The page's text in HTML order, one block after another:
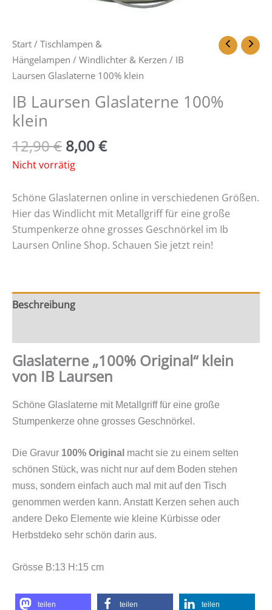
Start / Tischlampen &
Hängelampen / Windlichter & Kerzen / IB
Laursen Glaslaterne 100% klein
IB Laursen Glaslaterne 100%
klein
12,90€ 8,00€
Nicht vorrätig
Schöne Glaslaternen online in verschiedenen Größen.
Hier das Windlicht mit Metallgriff für eine große
Stumpenkerze ohne grosses Geschnörkel im Ib
Laursen Online Shop. Schauen Sie jetzt rein!
Beschreibung
Glaslaterne „100% Original“ klein
von IB Laursen
Schöne Glaslaterne mit Metallgriff für eine große
Stumpenkerze ohne grosses Geschnörkel.
Die Gravur 100% Original macht sie zu einem selten
schönen Stück, was nicht nur auf dem Boden stehen
muss, sondern einfach auch mal mit auf den Tisch
genommen werden kann. Anstatt Kerzen sehen auch
andere Deko Elemente wie kleine Kürbisse oder
Herbstdeko sehr schön darin aus.
Grösse B:13 H:15 cm
teilen teilen teilen